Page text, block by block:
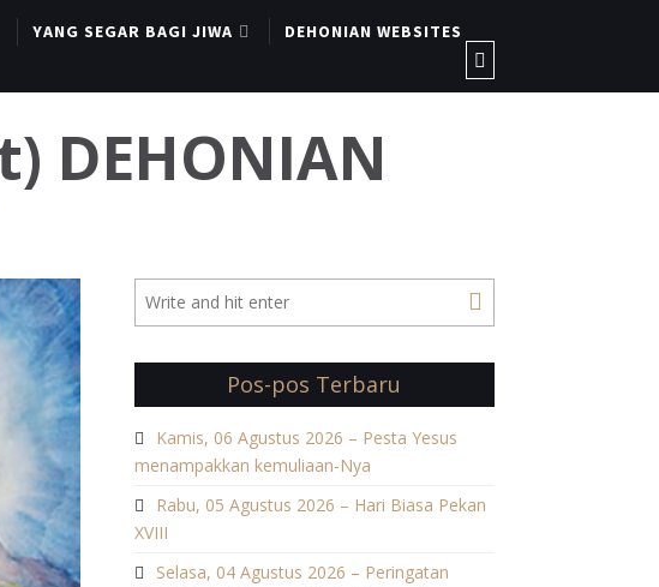
YANG SEGAR BAGI JIWA DEHONIAN WEBSITES
DEHONIAN
Pos-pos Terbaru
Kamis, 06 Agustus 2026 – Pesta Yesus
menampakkan kemuliaan-Nya
Rabu, 05 Agustus 2026 – Hari Biasa Pekan
XVIII
Selasa, 04 Agustus 2026 – Peringatan